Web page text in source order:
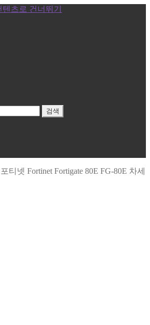
텐츠로 건너뛰기
검색
포티넷 Fortinet Fortigate 80E FG-80E 차세